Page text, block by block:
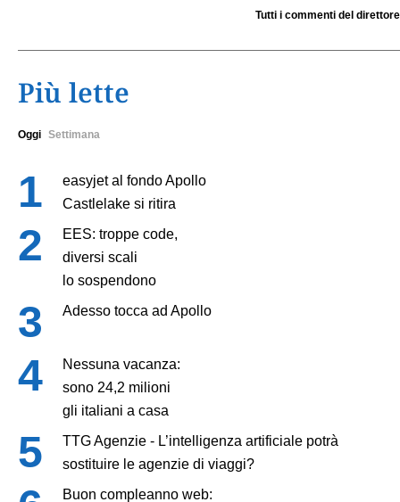
Tutti i commenti del direttore
Più lette
Oggi Settimana
easyjet al fondo Apollo
Castlelake si ritira
EES: troppe code,
diversi scali
lo sospendono
Adesso tocca ad Apollo
Nessuna vacanza:
sono 24,2 milioni
gli italiani a casa
TTG Agenzie - L’intelligenza artificiale potrà
sostituire le agenzie di viaggi?
Buon compleanno web: